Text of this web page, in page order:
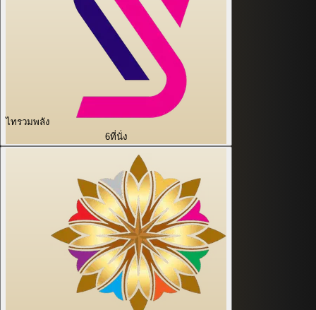
ไทรวมพลัง
6ที่นั่ง